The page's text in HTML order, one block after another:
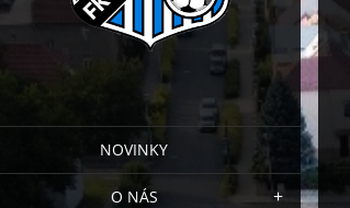
NOVINKY
O NÁS